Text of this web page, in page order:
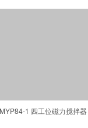
MYP84-1 四工位磁力搅拌器